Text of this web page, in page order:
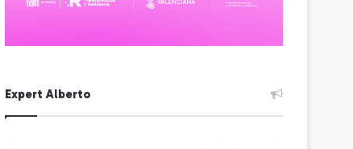
Expert Alberto